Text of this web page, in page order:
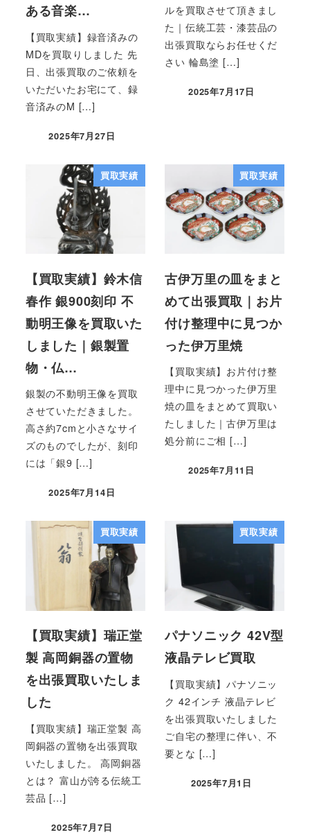
ある音楽…
【買取実績】録音済みの
MDを買取りしました 先
日、出張買取のご依頼を
いただいたお宅にて、録
音済みのM […]
2025年7月27日
ルを買取させて頂きまし
た｜伝統工芸・漆芸品の
出張買取ならお任せくだ
さい 輪島塗 […]
2025年7月17日
買取実績
【買取実績】鈴木信
春作 銀900刻印 不
動明王像を買取いた
しました｜銀製置
物・仏…
銀製の不動明王像を買取
させていただきました。
高さ約7cmと小さなサイ
ズのものでしたが、刻印
には「銀9 […]
2025年7月14日
買取実績
古伊万里の皿をまと
めて出張買取｜お片
付け整理中に見つか
った伊万里焼
【買取実績】お片付け整
理中に見つかった伊万里
焼の皿をまとめて買取い
たしました｜古伊万里は
処分前にご相 […]
2025年7月11日
買取実績
【買取実績】瑞正堂
製 高岡銅器の置物
を出張買取いたしま
した
【買取実績】瑞正堂製 高
岡銅器の置物を出張買取
いたしました。 高岡銅器
とは？ 富山が誇る伝統工
芸品 […]
2025年7月7日
買取実績
パナソニック 42V型
液晶テレビ買取
【買取実績】パナソニッ
ク 42インチ 液晶テレビ
を出張買取いたしました
ご自宅の整理に伴い、不
要とな […]
2025年7月1日